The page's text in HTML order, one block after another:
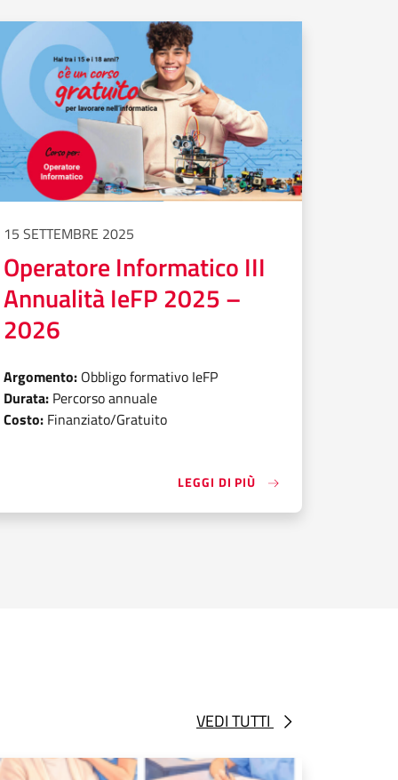
INFORMATICO II ANNUALITÀ 2025 – 2026»
15 SETTEMBRE 2025
Operatore Informatico III
Annualità IeFP 2025 –
2026
Argomento: Obbligo formativo IeFP
Durata: Percorso annuale
Costo: Finanziato/Gratuito
LEGGI DI PIÙ «OPERATORE
VEDI TUTTI